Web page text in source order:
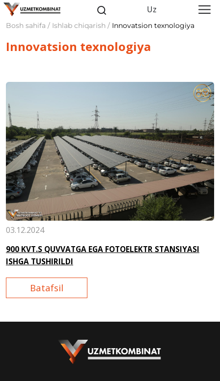
Uz
Bosh sahifa / Ishlab chiqarish / Innovatsion texnologiya
Innovatsion texnologiya
03.12.2024
900 KVT.S QUVVATGA EGA FOTOELEKTR STANSIYASI
ISHGA TUSHIRILDI
Batafsil